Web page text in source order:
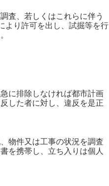
査、若しくはこれらに伴う
より許可を出し、試掘等を行
に排除しなければ都市計画
した者に対し、違反を是正
物件又は工事の状況を調査
を携帯し、立ち入りは個人